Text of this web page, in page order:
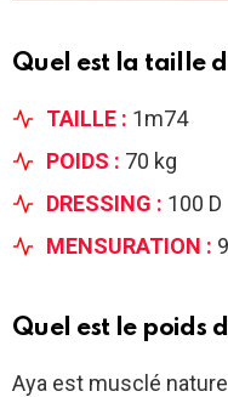
Quel est la taille
TAILLE : 1m74
POIDS : 70 kg
DRESSING : 100 D
MENSURATION :
Quel est le poids
Aya est musclé